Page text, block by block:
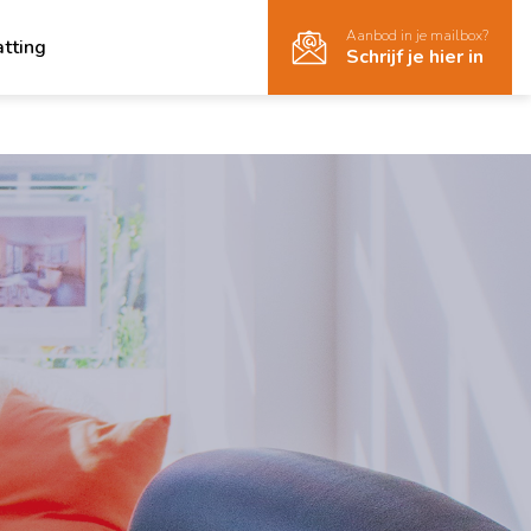
Aanbod in je mailbox?
Schrijf je hier in